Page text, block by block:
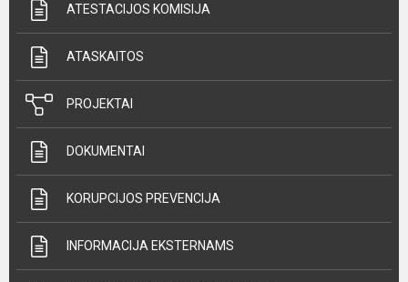
ATESTACIJOS KOMISIJA
ATASKAITOS
PROJEKTAI
DOKUMENTAI
KORUPCIJOS PREVENCIJA
INFORMACIJA EKSTERNAMS